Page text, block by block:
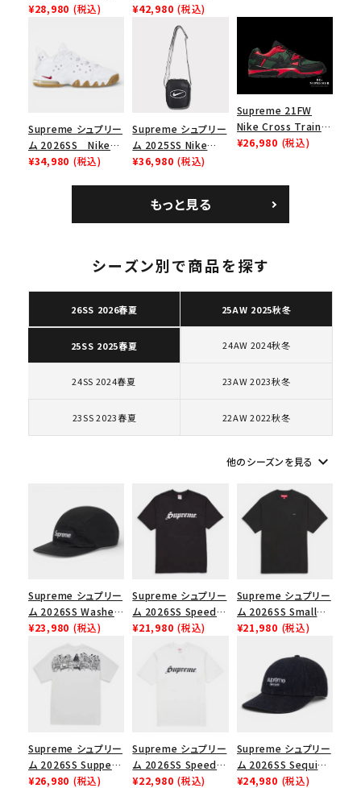
キーワードから探す
search
人気ワード 2026SS
Tシャツ・ロングスリーブ
ショルダー・ウエストバッグ
カテゴリーから探す
並び順
円 ～
円
在庫のない商品を表示する
Force 1 Low シュプ
ューズ ホワイト
¥28,980 (税込)
Nike SB Dunk Low
ナイキ SB ダンク ロ
ー スニーカー ホワイ
¥42,980 (税込)
Supreme シュプリー
ム 2026SS Nike
SB Air Max 2 CB 94
¥34,980 (税込)
Supreme シュプリー
ム 2025SS Nike
Leather Shoulder
ク 黒
¥36,980 (税込)
Supreme 21FW
Nike Cross Trainer
Low ナイキクロスト
¥26,980 (税込)
もっと見る
シーズン別で商品を探す
26SS 2026春夏 25AW 2025秋冬
25SS 2025春夏 24AW 2024秋冬
24SS 2024春夏 23AW 2023秋冬
23SS 2023春夏 22AW 2022秋冬
他のシーズンを見る keyboard_arrow_down
Supreme シュプリー
ム 2026SS Washed
Chino Twill Camp
Cap ウォッシュド チ
ノツイル キャンプキャ
ップ ブラック
¥23,980 (税込)
Supreme シュプリー
ム 2026SS Speed
Tee スピードTシャツ
¥21,980 (税込)
Supreme シュプリー
ム 2026SS Small
Box Tee スモールボ
¥21,980 (税込)
Supreme シュプリー
ム 2026SS Supper
Tee サパーTシャツ
¥26,980 (税込)
Supreme シュプリー
ム 2026SS Speed
Tee スピードTシャツ
¥22,980 (税込)
Supreme シュプリー
ム 2026SS Sequin
Denim Classic
¥24,980 (税込)